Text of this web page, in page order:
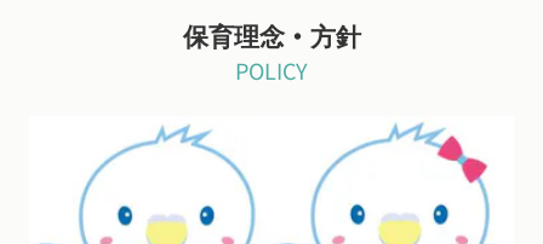
保育理念・方針
POLICY